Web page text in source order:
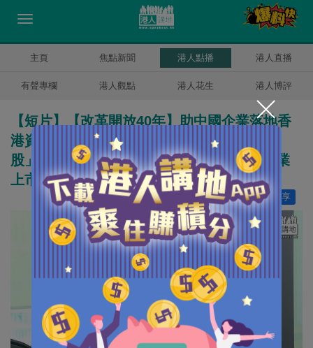
主頁 焦點新聞 港人點播 港人直播
有聲專欄 港人觀點 港人花生 港人博評
【短片】【改革開放40年】助中國企業落地香
港資本市場 溫嘉旋：當年助創第一隻「紅籌
股」、後來再創「返程投資」助內地民營企業
上市 以專業知識助國家發展 振興中華
分享
讚好 1